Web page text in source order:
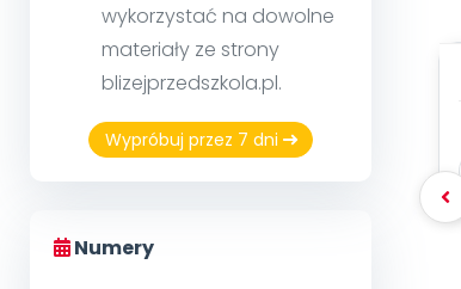
wykorzystać na dowolne
materiały ze strony
blizejprzedszkola.pl.
Wypróbuj przez 7 dni
Numery